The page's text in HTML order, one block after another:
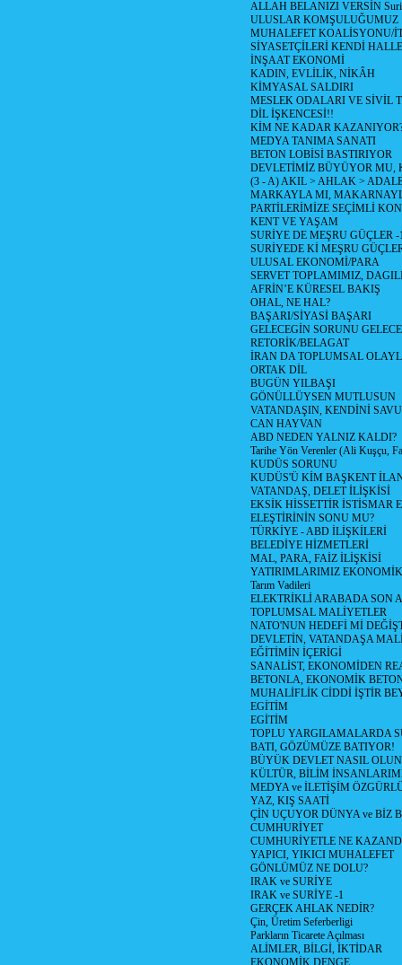
ALLAH BELANIZI VERSİN
ULUSLAR KOMŞULUĞUMUZ
MUHALEFET KOALİSYONU/
SİYASETÇİLERİ KENDİ
İNŞAAT EKONOMİ
KADIN, EVLİLİK, NİKÂH
KİMYASAL SALDIRI
MESLEK ODALARI VE SİVİL
DİL İŞKENCESİ!!
KİM NE KADAR
MEDYA TANIMA SANATI
BETON LOBİSİ BASTIRIYOR
DEVLETİMİZ BÜYÜYOR MU,
(3 - A) AKIL > AHLAK >
MARKAYLA MI,
PARTİLERİMİZE SEÇİMLİ
KENT VE YAŞAM
SURİYE DE MEŞRU GÜÇLER -
SURİYEDE Kİ MEŞRU
ULUSAL EKONOMİ/PARA
SERVET TOPLAMIMIZ,
AFRİN’E KÜRESEL BAKIŞ
OHAL, NE HAL?
BAŞARI/SİYASİ BAŞARI
GELECEGİN SORUNU
RETORİK/BELAGAT
İRAN DA TOPLUMSAL
ORTAK DİL
BUGÜN YILBAŞI
GÖNÜLLÜYSEN MUTLUSUN
VATANDAŞIN, KENDİNİ
CAN HAYVAN
ABD NEDEN YALNIZ KALDI?
Tarihe Yön Verenler (Ali Kuşçu,
KUDÜS SORUNU
KUDÜS'Ü KİM BAŞKENT
VATANDAŞ, DELET İLİŞKİSİ
EKSİK HİSSETTİR İSTİSMAR
ELEŞTİRİNİN SONU MU?
TÜRKİYE - ABD İLİŞKİLERİ
BELEDİYE HİZMETLERİ
MAL, PARA, FAİZ İLİŞKİSİ
YATIRIMLARIMIZ
Tarım Vadileri
ELEKTRİKLİ ARABADA SON
TOPLUMSAL MALİYETLER
NATO'NUN HEDEFİ Mİ
DEVLETİN, VATANDAŞA
EĞİTİMİN İÇERİGİ
SANALİST, EKONOMİDEN
BETONLA, EKONOMİK
MUHALİFLİK CİDDİ İŞTİR
EGİTİM
EGİTİM
TOPLU YARGILAMALARDA
BATI, GÖZÜMÜZE BATIYOR!
BÜYÜK DEVLET NASIL
KÜLTÜR, BİLİM
MEDYA ve İLETİŞİM
YAZ, KIŞ SAATİ
ÇİN UÇUYOR DÜNYA ve BİZ
CUMHURİYET
CUMHURİYETLE NE
YAPICI, YIKICI MUHALEFET
GÖNLÜMÜZ NE DOLU?
IRAK ve SURİYE
IRAK ve SURİYE -1
GERÇEK AHLAK NEDİR?
Çin, Üretim Seferberligi
Parkların Ticarete Açılması
ALİMLER, BİLGİ, İKTİDAR
EKONOMİK DENGE